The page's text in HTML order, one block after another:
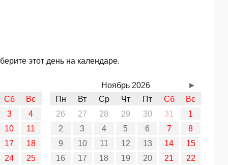
этот день на календаре.
Сб
Вс
3
4
10
11
17
18
24
25
Ноябрь 2026
Пн
Вт Ср Чт Пт Сб
Вс
26
27 28 29 30 31
1
2
3 4 5 6 7
8
9
10 11 12 13 14
15
16
17 18 19 20 21
22
►